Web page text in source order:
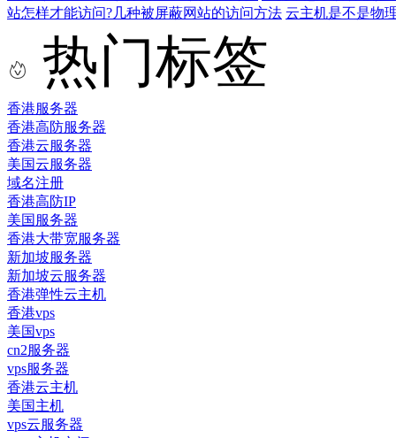
站怎样才能访问?几种被屏蔽网站的访问方法 云主机是不是物
热门标签
香港服务器
香港高防服务器
香港云服务器
美国云服务器
域名注册
香港高防IP
美国服务器
香港大带宽服务器
新加坡服务器
新加坡云服务器
香港弹性云主机
香港vps
美国vps
cn2服务器
vps服务器
香港云主机
美国主机
vps云服务器